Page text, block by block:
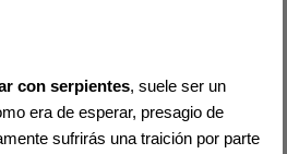
con serpientes, suele ser un
era de esperar, presagio de
sufrirás una traición por parte